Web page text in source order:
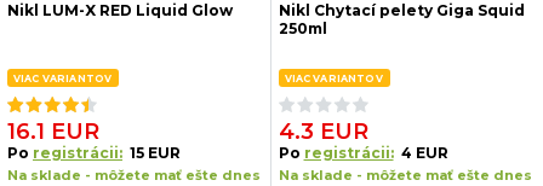
Nikl LUM-X RED Liquid Glow
VIAC VARIANTOV
16.1 EUR
Po registrácii: 15 EUR
Na sklade - môžete mať ešte dnes
Nikl Chytací pelety Giga Squid
250ml
VIAC VARIANTOV
4.3 EUR
Po registrácii: 4 EUR
Na sklade - môžete mať ešte dnes